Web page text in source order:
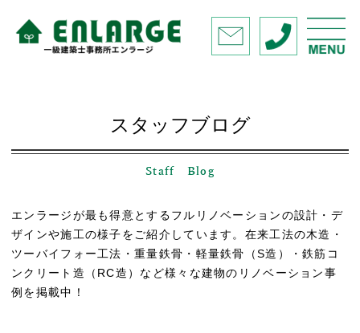
スタッフブログ
Staff Blog
エンラージが最も得意とするフルリノベーションの設計・デ
ザインや施工の様子をご紹介しています。在来工法の木造・
ツーバイフォー工法・重量鉄骨・軽量鉄骨（S造）・鉄筋コ
ンクリート造（RC造）など様々な建物のリノベーション事
例を掲載中！